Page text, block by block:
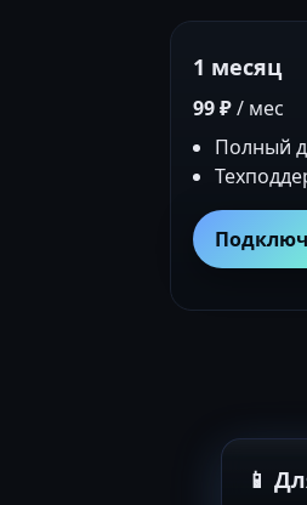
1 месяц
99 ₽/ мес
Полный
📱